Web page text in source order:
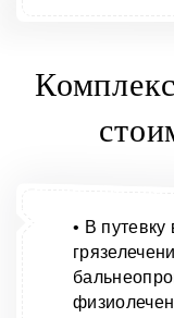
• В путевку